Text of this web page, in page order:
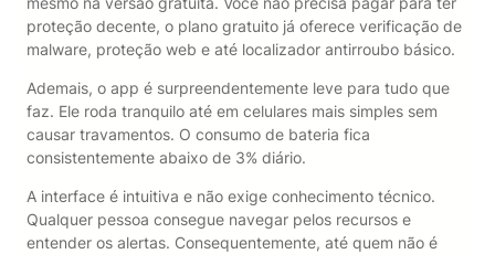
proteção decente, o plano gratuito já oferece verificação de
malware, proteção web e até localizador antirroubo básico.
Ademais, o app é surpreendentemente leve para tudo que
faz. Ele roda tranquilo até em celulares mais simples sem
causar travamentos. O consumo de bateria fica
consistentemente abaixo de 3% diário.
A interface é intuitiva e não exige conhecimento técnico.
Qualquer pessoa consegue navegar pelos recursos e
entender os alertas. Consequentemente, até quem não é